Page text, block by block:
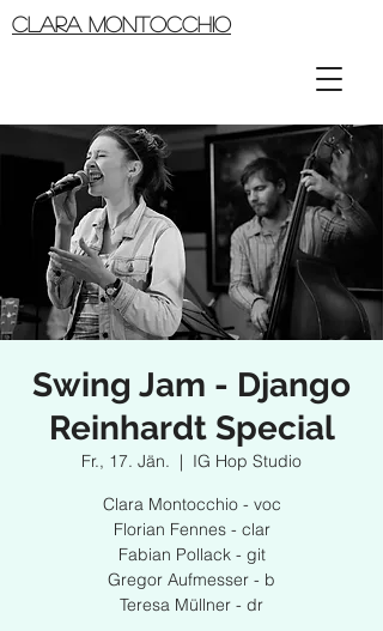
CLARA MONTOCCHIO
Swing Jam - Django
Reinhardt Special
Fr., 17. Jän.
  |
IG Hop Studio
Clara Montocchio - voc
Florian Fennes - clar
Fabian Pollack - git
Gregor Aufmesser - b
Teresa Müllner - dr